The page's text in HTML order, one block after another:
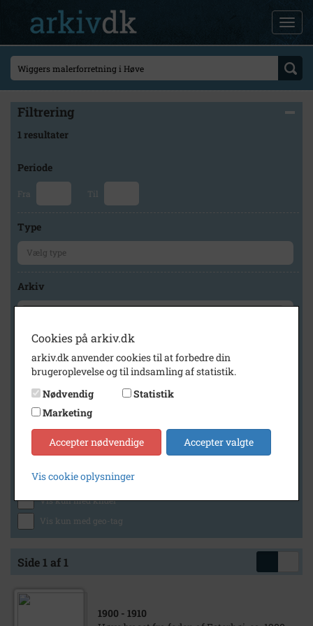
Filtrering
1 resultater
Periode
Fra Til
Type
Arkiv
Geografi
Generelt
Vis kun med billeder
Vis kun med lydklip
Vis kun med kilder
Vis kun med geo-tag
Side 1 af 1
1900 - 1910
Cookies på arkiv.dk
arkiv.dk anvender cookies til at forbedre din
brugeroplevelse og til indsamling af statistik.
Nødvendig
Statistik
Marketing
Accepter nødvendige Accepter valgte
Vis cookie oplysninger